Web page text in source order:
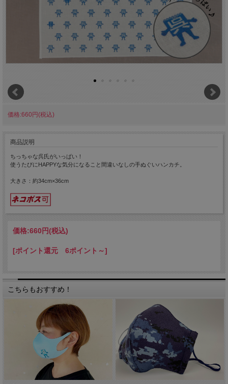
価格:660円(税込)
商品説明
ちっちゃな呉氏がいっぱい！
使うたびにHAPPYな気分になること間違いなしの手ぬぐいハンカチ。
大きさ：約34cm×36cm
価格:660円(税込)
[ポイント還元 6ポイント～]
こちらもおすすめ！